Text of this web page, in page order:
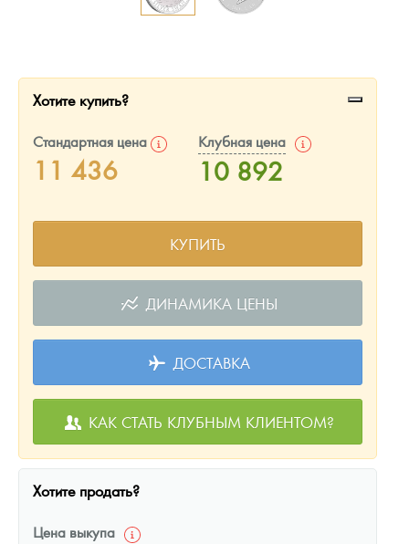
Книги по нумизматике
Хотите купить?
Стандартная цена
11 436
Клубная цена
10 892
КУПИТЬ
ДИНАМИКА ЦЕНЫ
ДОСТАВКА
КАК СТАТЬ КЛУБНЫМ КЛИЕНТОМ?
Хотите продать?
Цена выкупа